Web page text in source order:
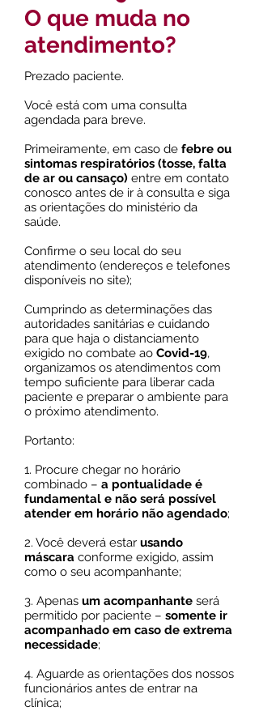
O que muda no
atendimento?
Prezado paciente.
Você está com uma consulta
agendada para breve.
Primeiramente, em caso de febre ou
sintomas respiratórios (tosse, falta
de ar ou cansaço) entre em contato
conosco antes de ir à consulta e siga
as orientações do ministério da
saúde.
Confirme o seu local do seu
atendimento (endereços e telefones
disponíveis no site);
Cumprindo as determinações das
autoridades sanitárias e cuidando
para que haja o distanciamento
exigido no combate ao Covid-19,
organizamos os atendimentos com
tempo suficiente para liberar cada
paciente e preparar o ambiente para
o próximo atendimento.
Portanto:
1. Procure chegar no horário
combinado – a pontualidade é
fundamental e não será possível
atender em horário não agendado;
2. Você deverá estar usando
máscara conforme exigido, assim
como o seu acompanhante;
3. Apenas um acompanhante será
permitido por paciente – somente ir
acompanhado em caso de extrema
necessidade;
4. Aguarde as orientações dos nossos
funcionários antes de entrar na
clínica;